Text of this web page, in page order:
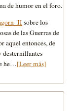
de humor en el foro.
sobre los
de las Guerras de
aquel entonces, de
desternillantes
he…[Leer más]